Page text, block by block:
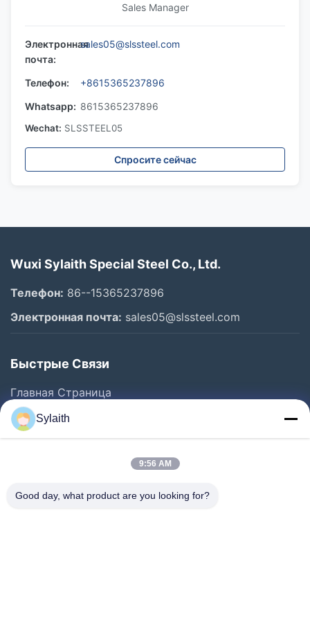
Sales Manager
Электронная
почта:
sales05@slssteel.com
Телефон:
+8615365237896
Whatsapp: 8615365237896
Wechat: SLSSTEEL05
Спросите сейчас
Wuxi Sylaith Special Steel Co., Ltd.
Телефон: 86--15365237896
Электронная почта: sales05@slssteel.com
Быстрые Связи
Главная Страница
Продукция
Ролики
Наша Фабрика
Sylaith
9:56 AM
Good day, what product are you looking for?